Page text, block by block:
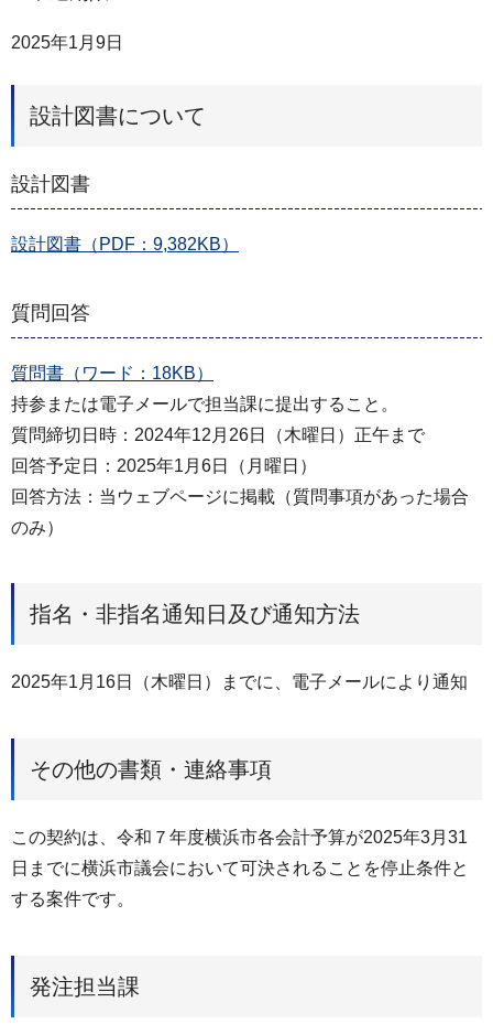
2025年1月9日
設計図書について
設計図書
設計図書（PDF：9,382KB）
質問回答
質問書（ワード：18KB）
持参または電子メールで担当課に提出すること。
質問締切日時：2024年12月26日（木曜日）正午まで
回答予定日：2025年1月6日（月曜日）
回答方法：当ウェブページに掲載（質問事項があった場合
のみ）
指名・非指名通知日及び通知方法
2025年1月16日（木曜日）までに、電子メールにより通知
その他の書類・連絡事項
この契約は、令和７年度横浜市各会計予算が2025年3月31
日までに横浜市議会において可決されることを停止条件と
する案件です。
発注担当課